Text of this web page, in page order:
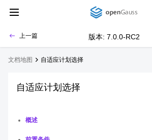
上一篇 版本: 7.0.0-RC2
文档地图 自适应计划选择
自适应计划选择
概述